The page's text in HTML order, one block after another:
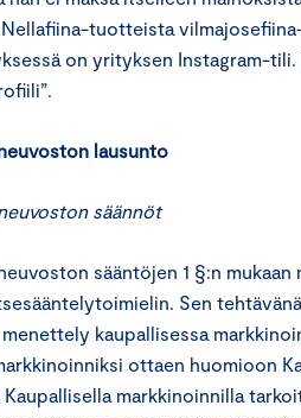
tuotteista
on yrityksen Instagram-
lausunto
säännöt
sääntöjen 1 §:n
Sen
kaupallisessa
ottaen huomioon
markkinoinnilla